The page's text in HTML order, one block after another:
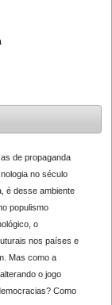
de propaganda
no século
é desse ambiente
populismo
o
nos países e
Mas como a
o jogo
Como